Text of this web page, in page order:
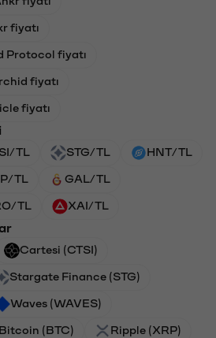
fiyatı
Protocol fiyatı
fiyatı
fiyatı
TL STG/TL HNT/TL
TL GAL/TL
TL XAI/TL
Cartesi (CTSI)
Stargate Finance (STG)
Waves (WAVES)
Bitcoin (BTC) Ripple (XRP)